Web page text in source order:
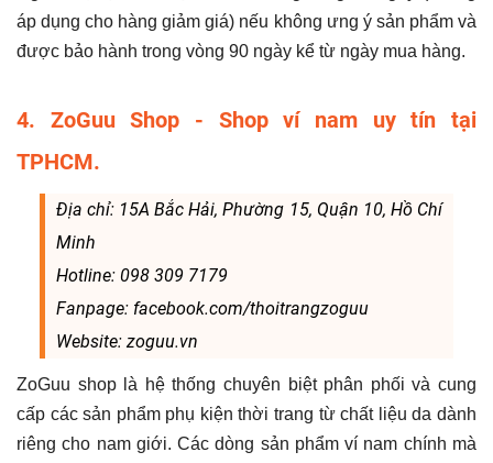
áp dụng cho hàng giảm giá) nếu không ưng ý sản phẩm và
được bảo hành trong vòng 90 ngày kể từ ngày mua hàng.
4. ZoGuu Shop - Shop ví nam uy tín tại
TPHCM.
Địa chỉ: 15A Bắc Hải, Phường 15, Quận 10, Hồ Chí
Minh
Hotline: 098 309 7179
Fanpage: facebook.com/thoitrangzoguu
Website: zoguu.vn
ZoGuu shop là hệ thống chuyên biệt phân phối và cung
cấp các sản phẩm phụ kiện thời trang từ chất liệu da dành
riêng cho nam giới. Các dòng sản phẩm ví nam chính mà